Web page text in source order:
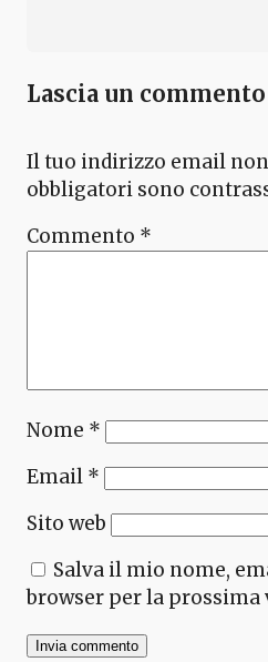
Lascia un commento
Il tuo indirizzo email
obbligatori sono
Commento *
Nome *
Email *
Sito web
Salva il mio nome,
browser per la